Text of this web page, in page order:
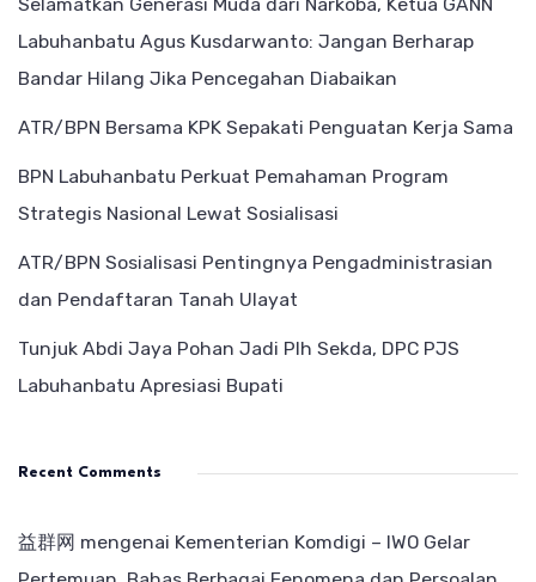
Labuhanbatu Agus Kusdarwanto: Jangan Berharap
Bandar Hilang Jika Pencegahan Diabaikan
ATR/BPN Bersama KPK Sepakati Penguatan Kerja Sama
BPN Labuhanbatu Perkuat Pemahaman Program
Strategis Nasional Lewat Sosialisasi
ATR/BPN Sosialisasi Pentingnya Pengadministrasian
dan Pendaftaran Tanah Ulayat
Tunjuk Abdi Jaya Pohan Jadi Plh Sekda, DPC PJS
Labuhanbatu Apresiasi Bupati
Recent Comments
益群网 mengenai Kementerian Komdigi – IWO Gelar